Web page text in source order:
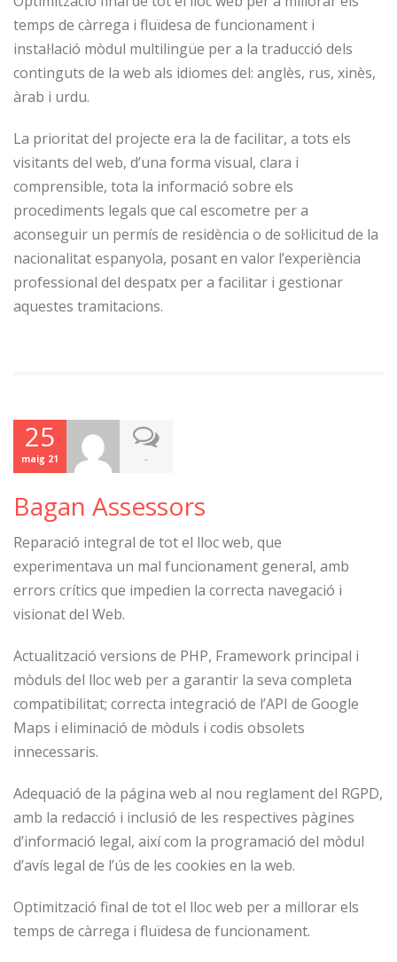
temps de càrrega i fluïdesa de funcionament i
instal·lació mòdul multilingüe per a la traducció dels
continguts de la web als idiomes del: anglès, rus, xinès,
àrab i urdu.
La prioritat del projecte era la de facilitar, a tots els
visitants del web, d’una forma visual, clara i
comprensible, tota la informació sobre els
procediments legals que cal escometre per a
aconseguir un permís de residència o de sol·licitud de la
nacionalitat espanyola, posant en valor l’experiència
professional del despatx per a facilitar i gestionar
aquestes tramitacions.
25
maig 21 -
Bagan Assessors
Reparació integral de tot el lloc web, que
experimentava un mal funcionament general, amb
errors crítics que impedien la correcta navegació i
visionat del Web.
Actualització versions de PHP, Framework principal i
mòduls del lloc web per a garantir la seva completa
compatibilitat; correcta integració de l’API de Google
Maps i eliminació de mòduls i codis obsolets
innecessaris.
Adequació de la página web al nou reglament del RGPD,
amb la redacció i inclusió de les respectives pàgines
d’informació legal, així com la programació del mòdul
d’avís legal de l’ús de les cookies en la web.
Optimització final de tot el lloc web per a millorar els
temps de càrrega i fluïdesa de funcionament.